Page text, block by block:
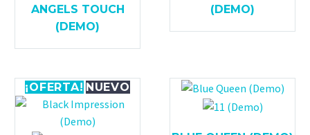
ANGELS TOUCH
(DEMO)
(DEMO)
¡OFERTA! NUEVO